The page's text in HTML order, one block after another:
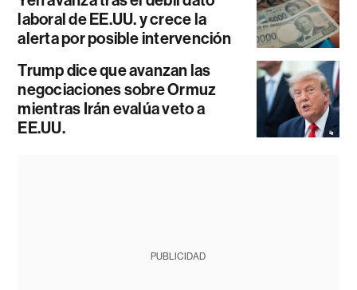
laboral de EE.UU. y crece la
alerta por posible intervención
Trump dice que avanzan las
negociaciones sobre Ormuz
mientras Irán evalúa veto a
EE.UU.
PUBLICIDAD